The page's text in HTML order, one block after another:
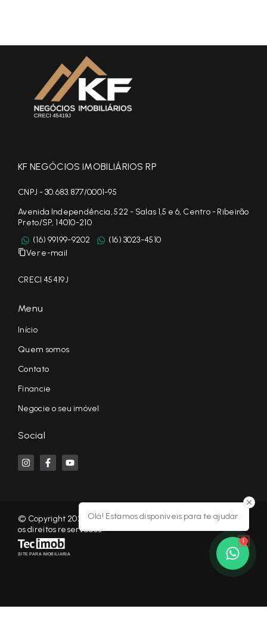
Olá! Estamos disponíveis para te ajudar.
1
KF NEGÓCIOS IMOBILIÁRIOS RP
CNPJ - 30.683.877/0001-95
Avenida Independência, 522 - Salas 1,5 e 6, Centro - Ribeirão
Preto/SP, 14010-210
(16) 99199-9202
(16) 3023-4510
Ver e-mail
CRECI 45419J
Menu
Início
Quem somos
Contato
Financie
Negocie o seu imóvel
Social
© Copyright 2026 - KF NEGÓCIOS IMOBILIÁRIOS RP - Todos
os direitos reservados
SITE PARA IMOBILIARIA